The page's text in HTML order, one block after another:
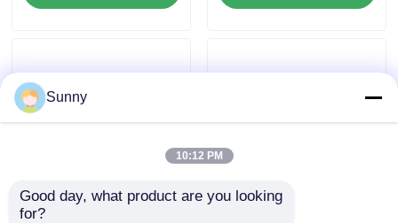
ニュース
ブログ
1W無線データは
Sunny
10:12 PM
Good day, what product are you looking
for?